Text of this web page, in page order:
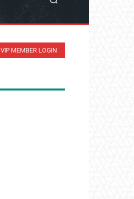
VIP MEMBER LOGIN